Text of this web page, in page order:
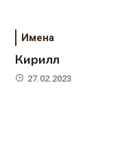
Имена
Кирилл
27.02.2023